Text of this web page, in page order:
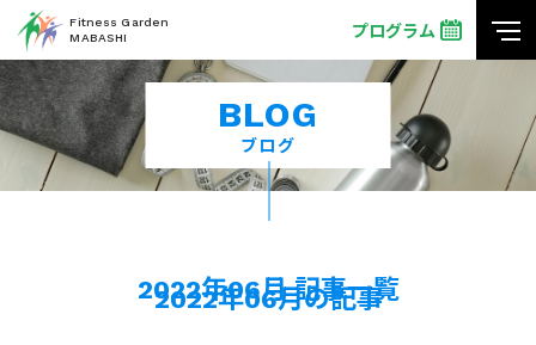
Fitness Garden
MABASHI
プログラム
BLOG
ブログ
2022年06月 記事一覧
2022年06月の記事